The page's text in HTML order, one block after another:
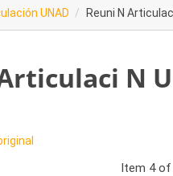
UNAD Reuni N
N
Item 4 of